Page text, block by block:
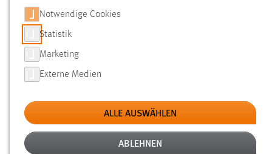
SUCHE
FILTER
Typ
Erstellungsdatum
Notwendige Cookies
Statistik
Marketing
Externe Medien
ALLE AUSWÄHLEN
ABLEHNEN